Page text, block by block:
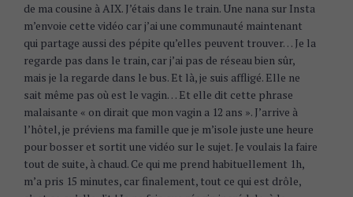
de ma cousine à AIX. J’étais dans le train. Une nana sur Insta
m’envoie cette vidéo car j’ai une communauté maintenant
qui partage aussi des pépite qu’elles peuvent trouver… Je la
regarde pas dans le train, car j’ai pas de réseau bien sûr,
mais je la regarde dans le bus. Et là, je suis affligé. Elle ne
sait même pas où est le vagin… Et elle dit cette phrase
malaisante « on dirait que mon vagin a 12 ans ». J’arrive à
l’hôtel, je préviens ma famille que je m’isole juste une heure
pour bosser et sortit une vidéo sur le sujet. Je voulais la faire
tout de suite, à chaud. Ce qui me prend habituellement 1h,
m’a pris 15 minutes, car finalement, tout ce qui est drôle,